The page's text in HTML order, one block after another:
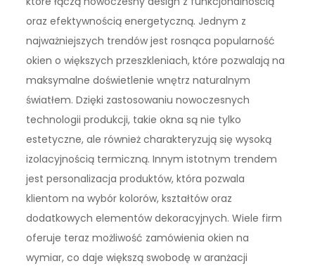
oraz efektywnością energetyczną. Jednym z
najważniejszych trendów jest rosnąca popularność
okien o większych przeszkleniach, które pozwalają na
maksymalne doświetlenie wnętrz naturalnym
światłem. Dzięki zastosowaniu nowoczesnych
technologii produkcji, takie okna są nie tylko
estetyczne, ale również charakteryzują się wysoką
izolacyjnością termiczną. Innym istotnym trendem
jest personalizacja produktów, która pozwala
klientom na wybór kolorów, kształtów oraz
dodatkowych elementów dekoracyjnych. Wiele firm
oferuje teraz możliwość zamówienia okien na
wymiar, co daje większą swobodę w aranżacji